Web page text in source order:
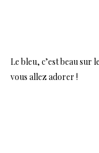
Le bleu, c’est beau sur
vous allez adorer !